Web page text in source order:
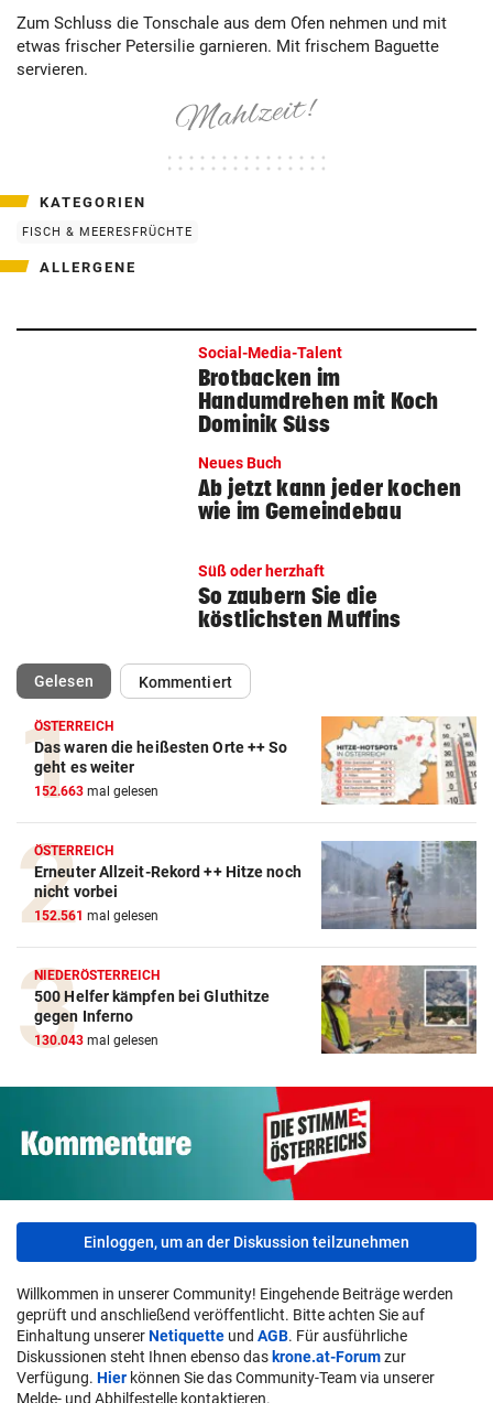
Zum Schluss die Tonschale aus dem Ofen nehmen und mit
etwas frischer Petersilie garnieren. Mit frischem Baguette
servieren.
KATEGORIEN
FISCH & MEERESFRÜCHTE
ALLERGENE
Social-Media-Talent
Brotbacken im
Handumdrehen mit Koch
Dominik Süss
Neues Buch
Ab jetzt kann jeder kochen
wie im Gemeindebau
Süß oder herzhaft
So zaubern Sie die
köstlichsten Muffins
Gelesen(ausgewählt)Kommentiert
ÖSTERREICH
Das waren die heißesten Orte ++ So
geht es weiter
152.663 mal gelesen
ÖSTERREICH
Erneuter Allzeit-Rekord ++ Hitze noch
nicht vorbei
152.561 mal gelesen
NIEDERÖSTERREICH
500 Helfer kämpfen bei Gluthitze
gegen Inferno
130.043 mal gelesen
Einloggen, um an der Diskussion teilzunehmen
Willkommen in unserer Community! Eingehende Beiträge werden
geprüft und anschließend veröffentlicht. Bitte achten Sie auf
Einhaltung unsererNetiquette und AGB. Für ausführliche
Diskussionen steht Ihnen ebenso das krone.at-Forumzur
Verfügung. Hier können Sie das Community-Team via unserer
Melde- und Abhilfestelle kontaktieren.